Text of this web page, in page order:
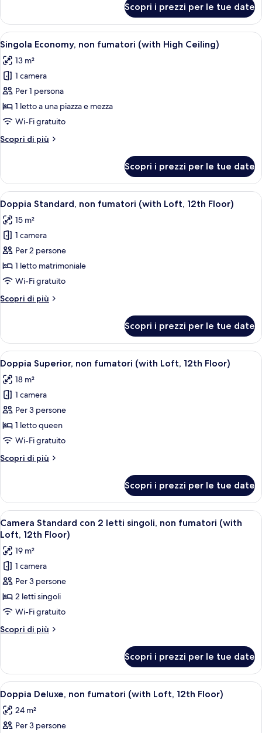
piano
terra
(with
Loft
and
Terrace)
Deluxe,
non
fumatori,
piano
terra
Loft
and
Terrace)
Scopri i prezzi per le tue date
Apri
tutte
le
foto
per
Singola
Economy,
fumatori
Ceiling)
Un letto rifatto con lenzuola
3
Singola Economy, non fumatori (with High Ceiling)
13 m²
1 camera
Per 1 persona
1 letto a una piazza e mezza
Wi-Fi gratuito
Scopri di più
Altri
Economy,
non
fumatori
(with
High
Ceiling)
Scopri i prezzi per le tue date
Apri
tutte
le
foto
per
Doppia
Standard,
fumatori
12th
Floor)
Una camera d'albergo con un letto,
4
Doppia Standard, non fumatori (with Loft, 12th Floor)
15 m²
1 camera
Per 2 persone
1 letto matrimoniale
Wi-Fi gratuito
Scopri di più
Altri
Standard,
non
fumatori
(with
Loft,
12th
Scopri i prezzi per le tue date
Apri
tutte
le
foto
per
Doppia
Superior,
fumatori
12th
Floor)
Un letto a castello con struttura in
2
Doppia Superior, non fumatori (with Loft, 12th Floor)
18 m²
1 camera
Per 3 persone
1 letto queen
Wi-Fi gratuito
Scopri di più
Altri
Superior,
non
fumatori
(with
12th
Floor)
Scopri i prezzi per le tue date
Apri
tutte
le
foto
per
Camera
Standard
con
2
letti
non
fumatori
(with
Loft,
12th
Una camera d'albergo con due letti,
4
Camera Standard con 2 letti singoli, non fumatori (with
Loft, 12th Floor)
19 m²
1 camera
Per 3 persone
2 letti singoli
Wi-Fi gratuito
Scopri di più
Altri
Standard
con
2
letti
singoli,
non
Scopri i prezzi per le tue date
Apri
tutte
le
foto
Una camera d'hotel con un letto,
3
Doppia Deluxe, non fumatori (with Loft, 12th Floor)
24 m²
Per 3 persone